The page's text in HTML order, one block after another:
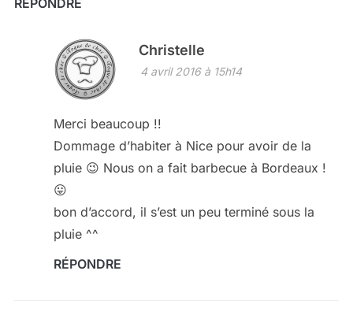
Christelle
4 avril 2016 à 15h14
Merci beaucoup !!
Dommage d’habiter à Nice pour avoir de la
pluie 😉 Nous on a fait barbecue à Bordeaux !
😛
bon d’accord, il s’est un peu terminé sous la
pluie ^^
RÉPONDRE